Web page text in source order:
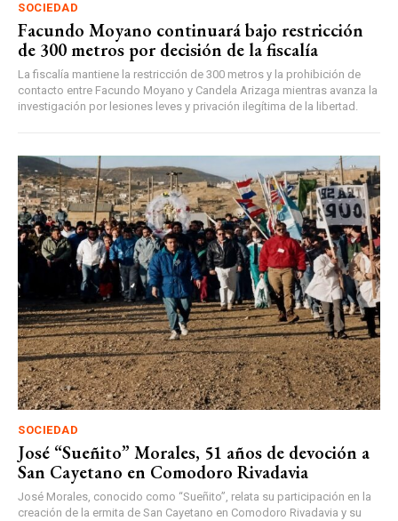
SOCIEDAD
Facundo Moyano continuará bajo restricción
de 300 metros por decisión de la fiscalía
La fiscalía mantiene la restricción de 300 metros y la prohibición de
contacto entre Facundo Moyano y Candela Arizaga mientras avanza la
investigación por lesiones leves y privación ilegítima de la libertad.
SOCIEDAD
José “Sueñito” Morales, 51 años de devoción a
San Cayetano en Comodoro Rivadavia
José Morales, conocido como “Sueñito”, relata su participación en la
creación de la ermita de San Cayetano en Comodoro Rivadavia y su